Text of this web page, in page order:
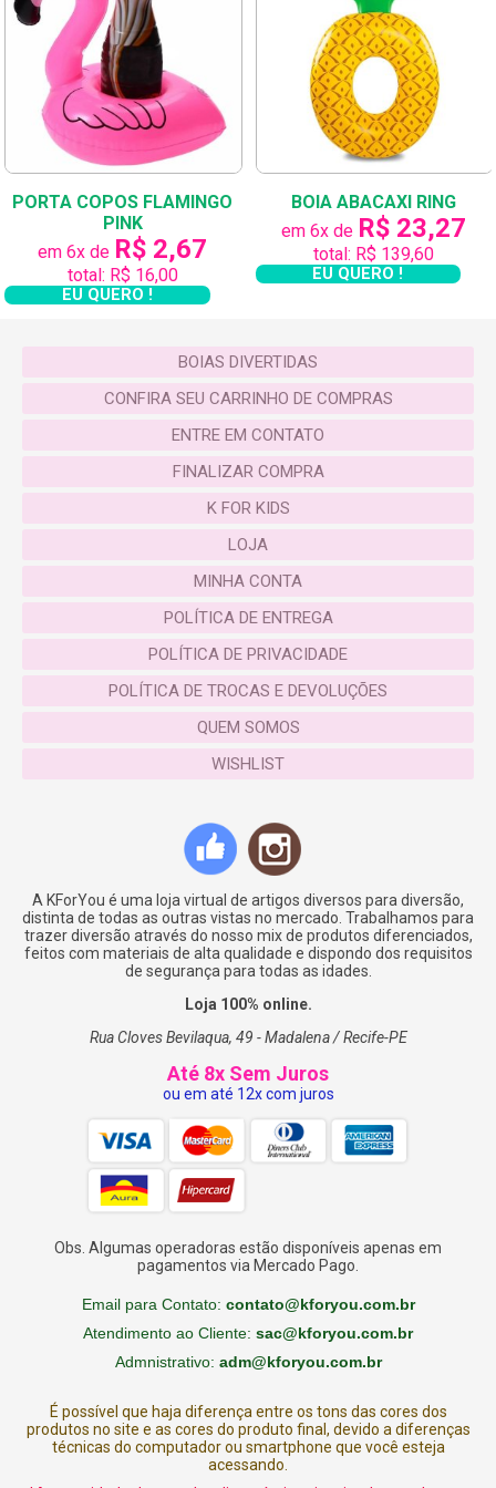
educativos de madeira e artigos de decoração que
desenvolvem toda parte psicomotora e intelectual
do bebê. O nosso foco é que você transforme o
quarto do seu filho/filha em um espaço de brincar…
Veja a seguir a importância dos brinquedos
madeira:https://www.monnalisa.eu/magazine/
with-livia/
A criançada vai amar ter dentro do quarto um
qualquer lugar.
KforYou você vai ficar tranquila enquanto faz as
coisas em casa e seu filho brinca! Sem falar que
você também pode se divertir com seu/sua
ESPECIFICAÇÕES
SKU:KFKIDST100 Categorias:Decoração ,Destaque ,NATAL,
Ofertas Tags:iluminária led ,luminária formato de lua,luminária
mini liuminária lua ,mini luminária ,mini luminária lua
PORTA COPOS FLAMINGO
PINK
em 6x de R$ 2,67
total: R$ 16,00
EU QUERO !
BOIA ABACAXI RING
em 6x de R$ 23,27
total: R$ 139,60
EU QUERO !
BOIAS DIVERTIDAS
CONFIRA SEU CARRINHO DE COMPRAS
ENTRE EM CONTATO
FINALIZAR COMPRA
K FOR KIDS
LOJA
MINHA CONTA
POLÍTICA DE ENTREGA
POLÍTICA DE PRIVACIDADE
POLÍTICA DE TROCAS E DEVOLUÇÕES
QUEM SOMOS
WISHLIST
A KForYou é uma loja virtual de artigos diversos para diversão,
distinta de todas as outras vistas no mercado. Trabalhamos para
trazer diversão através do nosso mix de produtos diferenciados,
feitos com materiais de alta qualidade e dispondo dos requisitos
de segurança para todas as idades.
Loja 100% online.
Rua Cloves Bevilaqua, 49 - Madalena / Recife-PE
Até 8x Sem Juros
ou em até 12x com juros
Obs. Algumas operadoras estão disponíveis apenas em
pagamentos via Mercado Pago.
Email para Contato: contato@kforyou.com.br
Atendimento ao Cliente: sac@kforyou.com.br
Admnistrativo: adm@kforyou.com.br
É possível que haja diferença entre os tons das cores dos
produtos no site e as cores do produto final, devido a diferenças
técnicas do computador ou smartphone que você esteja
acessando.